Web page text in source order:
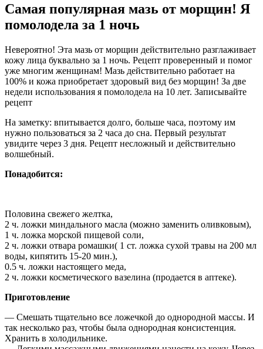
Самая популярная мазь от морщин! Я
помолодела за 1 ночь
Невероятно! Эта мазь от морщин действительно разглаживает
кожу лица буквально за 1 ночь. Рецепт проверенный и помог
уже многим женщинам! Мазь действительно работает на
100% и кожа приобретает здоровый вид без морщин! За две
недели использования я помолодела на 10 лет. Записывайте
рецепт
На заметку: впитывается долго, больше часа, поэтому им
нужно пользоваться за 2 часа до сна. Первый результат
увидите через 3 дня. Рецепт несложный и действительно
волшебный.
Понадобится:
Половина свежего желтка,
2 ч. ложки миндального масла (можно заменить оливковым),
1 ч. ложка морской пищевой соли,
2 ч. ложки отвара ромашки( 1 ст. ложка сухой травы на 200 мл
воды, кипятить 15-20 мин.),
0.5 ч. ложки настоящего меда,
2 ч. ложки косметического вазелина (продается в аптеке).
Приготовление
— Смешать тщательно все ложечкой до однородной массы. И
так несколько раз, чтобы была однородная консистенция.
Хранить в холодильнике.